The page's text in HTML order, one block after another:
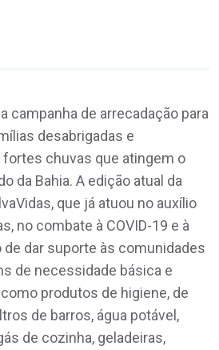
campanha de arrecadação para
desabrigadas e
chuvas que atingem o
da Bahia. A edição atual da
que já atuou no auxílio
no combate à COVID-19 e à
dar suporte às comunidades
de necessidade básica e
produtos de higiene, de
de barros, água potável,
de cozinha, geladeiras,